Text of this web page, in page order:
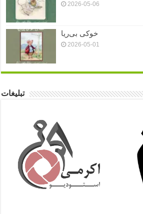
2026-05-06
خوکی بی‌ریا
2026-05-01
تبلیغات